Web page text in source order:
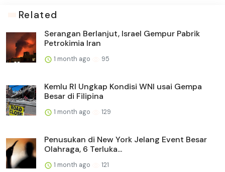
Related
Serangan Berlanjut, Israel Gempur Pabrik
Petrokimia Iran
1 month ago 95
Kemlu RI Ungkap Kondisi WNI usai Gempa
Besar di Filipina
1 month ago 129
Penusukan di New York Jelang Event Besar
Olahraga, 6 Terluka...
1 month ago 121